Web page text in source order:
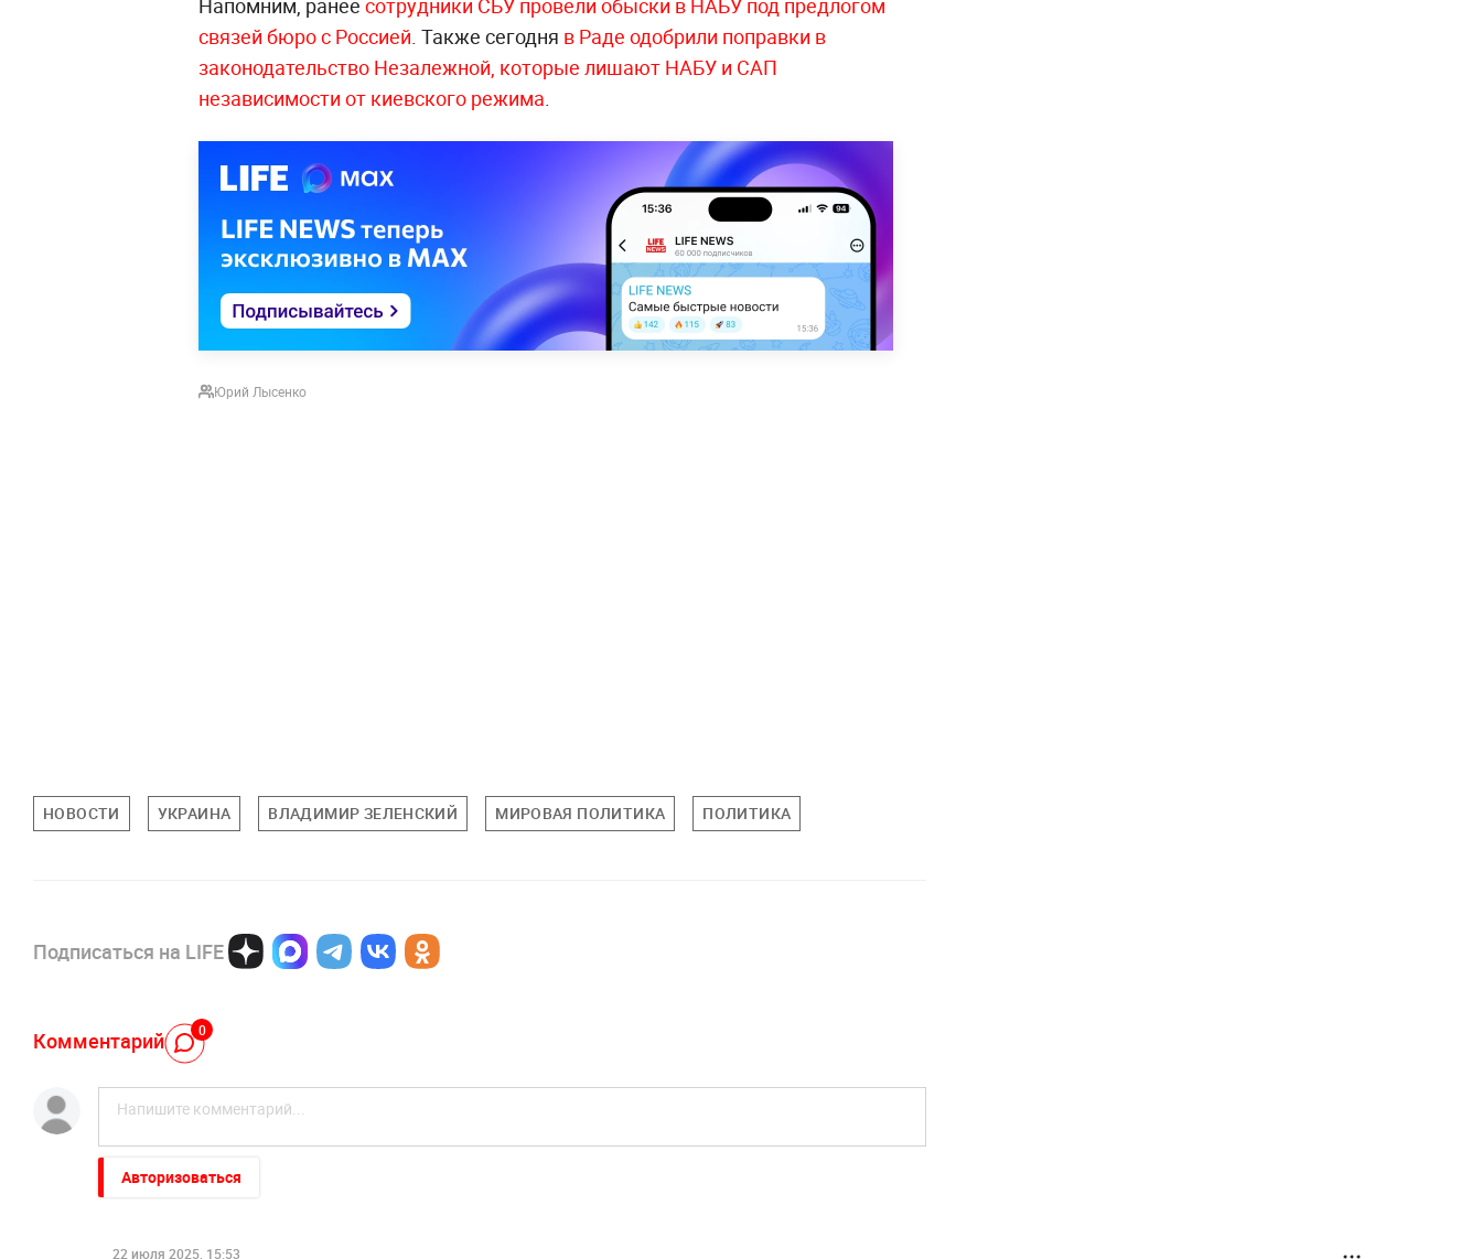
связей бюро с Россией . Также сегодня в Раде одобрили поправки в
законодательство Незалежной, которые лишают НАБУ и САП
независимости от киевского режима
Юрий Лысенко
НОВОСТИ УКРАИНА ВЛАДИМИР ЗЕЛЕНСКИЙ МИРОВАЯ ПОЛИТИКА ПОЛИТИКА
Подписаться на LIFE
Комментарий 0
Авторизоваться
22 июля 2025, 15:53